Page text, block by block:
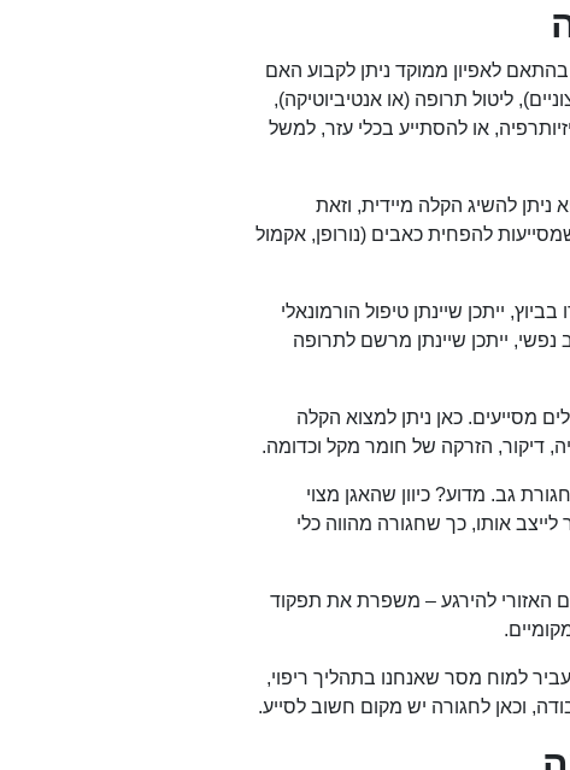
לאפיון ממוקד ניתן לקבוע האם
ליטול תרופה (או אנטיביוטיקה),
או להסתייע בכלי עזר, למשל
להשיג הקלה מיידית, וזאת
להפחית כאבים (נורופן, אקמול
ייתכן שיינתן טיפול הורמונאלי
ייתכן שיינתן מרשם לתרופה
מסייעים. כאן ניתן למצוא הקלה
דיקור, הזרקה של חומר מקל וכדומה.
גב. מדוע? כיוון שהאגן מצוי
אותו, כך שחגורה מהווה כלי
האזורי להירגע – משפרת את תפקוד
למוח מסר שאנחנו בתהליך ריפוי,
וכאן לחגורה יש מקום חשוב לסייע.